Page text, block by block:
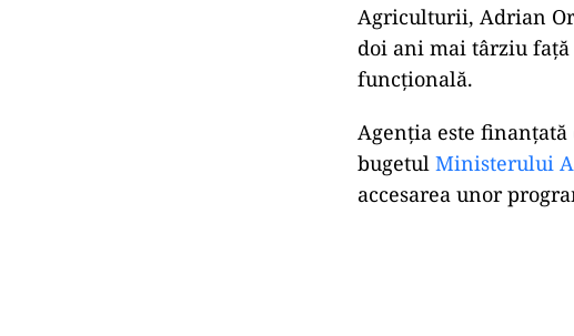
Agriculturii, Adrian
doi ani mai târziu
funcțională.
Agenția este
bugetul Ministerului
accesarea unor